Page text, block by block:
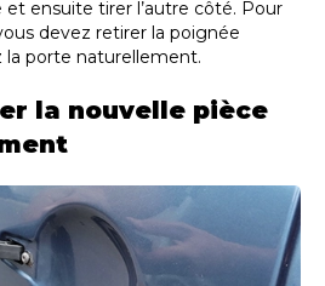
ensuite tirer l’autre côté. Pour
devez retirer la poignée
la porte naturellement.
la nouvelle pièce